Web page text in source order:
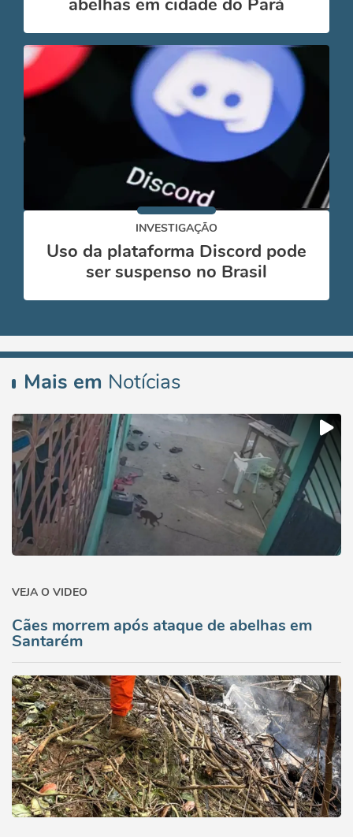
abelhas em cidade do Pará
INVESTIGAÇÃO
Uso da plataforma Discord pode
ser suspenso no Brasil
Mais em Notícias
VEJA O VIDEO
Cães morrem após ataque de abelhas em
Santarém